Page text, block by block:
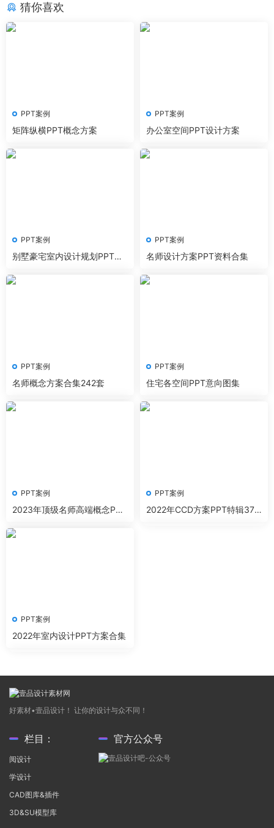
猜你喜欢
PPT案例
矩阵纵横PPT概念方案
PPT案例
办公室空间PPT设计方案
PPT案例
别墅豪宅室内设计规划PPT合
PPT案例
名师设计方案PPT资料合集
PPT案例
名师概念方案合集242套
PPT案例
住宅各空间PPT意向图集
PPT案例
2023年顶级名师高端概念PPT
PPT案例
2022年CCD方案PPT特辑37
PPT案例
2022年室内设计PPT方案合集
好素材•壹品设计！ 让你的设计与众不同！
栏目：
阅设计
学设计
CAD图库&插件
3D&SU模型库
官方公众号